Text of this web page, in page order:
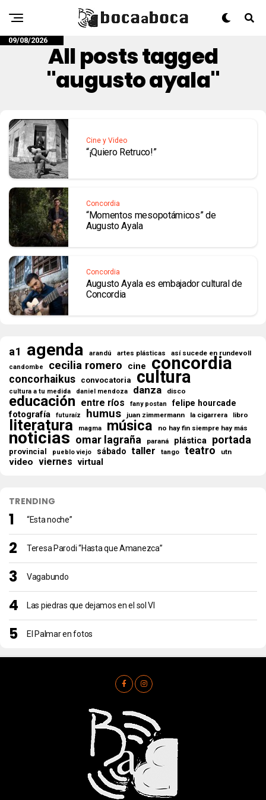
09/08/2026
All posts tagged
"augusto ayala"
Cine y Video
“¡Quiero Retruco!”
Concordia
“Momentos mesopotámicos” de
Augusto Ayala
Concordia
Augusto Ayala es embajador cultural de
Concordia
a1 agenda arandú artes plásticas así sucede en rundevoll
candombe cecilia romero cine concordia
concorhaikus convocatoria cultura
cultura a tu medida daniel mendoza danza disco
educación entre ríos fany postan felipe hourcade
fotografía futuraíz humus juan zimmermann la cigarrera libro
literatura magma música no hay fin siempre hay más
noticias omar lagraña paraná plástica portada
provincial pueblo viejo sábado taller tango teatro utn
video viernes virtual
TRENDING
“Esta noche”
Teresa Parodi “Hasta que Amanezca”
Vagabundo
Las piedras que dejamos en el sol VI
El Palmar en fotos